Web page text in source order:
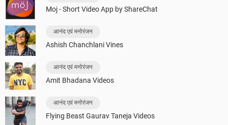
Moj - Short Video App by ShareChat
आनंद एवं मनोरंजन
Ashish Chanchlani Vines
आनंद एवं मनोरंजन
Amit Bhadana Videos
आनंद एवं मनोरंजन
Flying Beast Gaurav Taneja Videos